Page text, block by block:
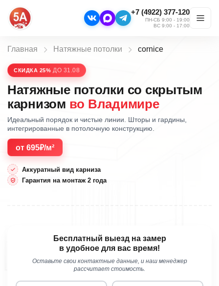
+7 (4922) 377-120
ПН-СБ 9:00 - 19:00
ВС 9:00 - 17:00
Главная Натяжные потолки cornice
СКИДКА 25% ДО 31.08
Натяжные потолки со скрытым
карнизом во Владимире
Идеальный порядок и чистые линии. Шторы и гардины,
интегрированные в потолочную конструкцию.
от 695₽/м²
Аккуратный вид карниза
Гарантия на монтаж 2 года
Бесплатный выезд на замер
в удобное для вас время!
Оставьте свои контактные данные, и наш менеджер
рассчитает стоимость.